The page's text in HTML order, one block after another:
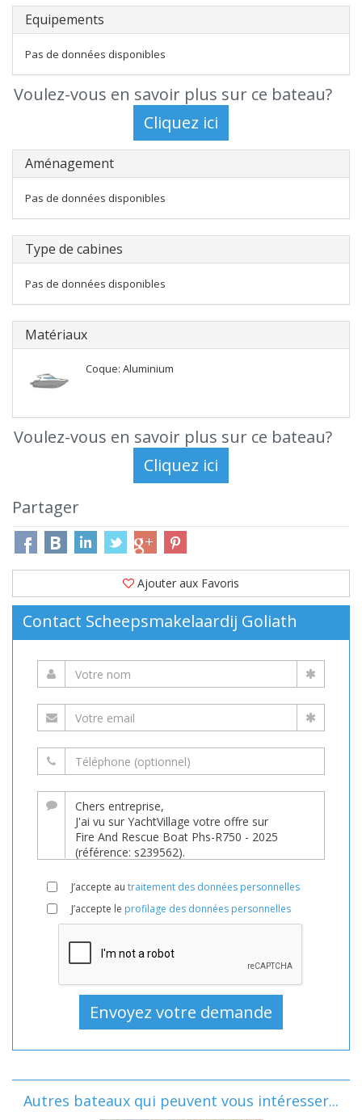
Equipements
Pas de données disponibles
Voulez-vous en savoir plus sur ce bateau?
Aménagement
Pas de données disponibles
Type de cabines
Pas de données disponibles
Matériaux
Coque: Aluminium
Voulez-vous en savoir plus sur ce bateau?
Partager
Ajouter aux Favoris
Contact Scheepsmakelaardij Goliath
J’accepte au traitement des données personnelles
J’accepte le profilage des données personnelles
Autres bateaux qui peuvent vous intéresser...